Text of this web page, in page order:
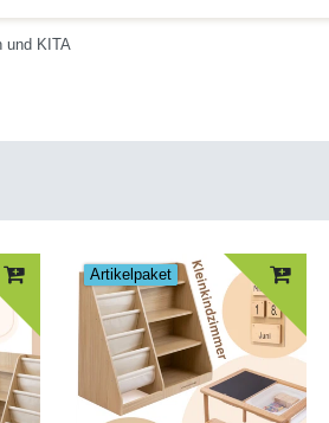
und KITA
Artikelpaket